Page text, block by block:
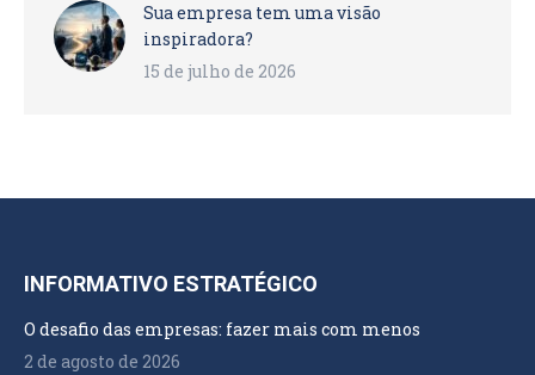
Sua empresa tem uma visão
inspiradora?
15 de julho de 2026
INFORMATIVO ESTRATÉGICO
O desafio das empresas: fazer mais com menos
2 de agosto de 2026